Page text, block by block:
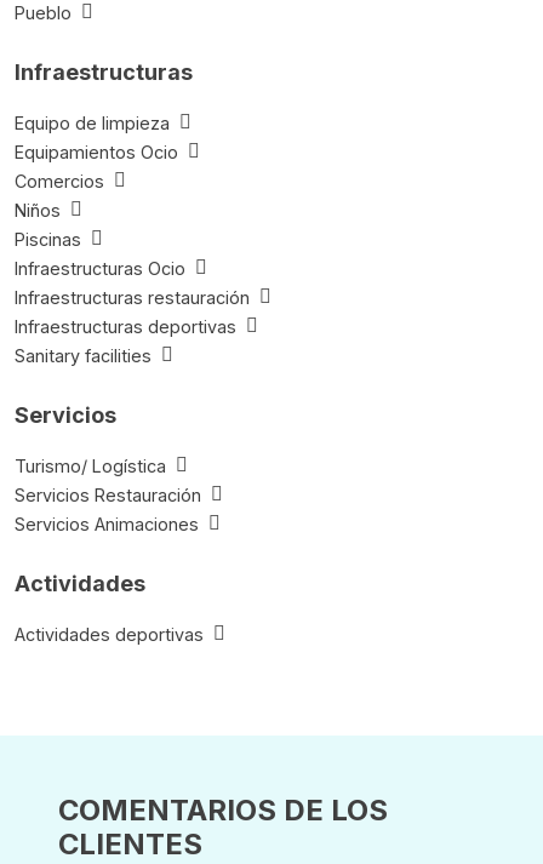
Pueblo
Infraestructuras
Equipo de limpieza
Equipamientos Ocio
Comercios
Niños
Piscinas
Infraestructuras Ocio
Infraestructuras restauración
Infraestructuras deportivas
Sanitary facilities
Servicios
Turismo/ Logística
Servicios Restauración
Servicios Animaciones
Actividades
Actividades deportivas
COMENTARIOS DE LOS
CLIENTES